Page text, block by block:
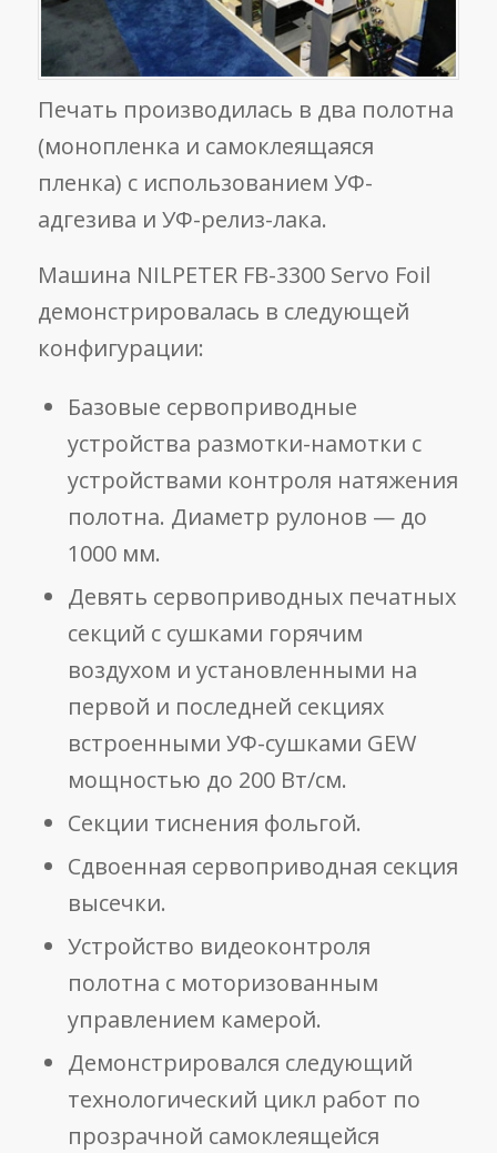
Печать производилась в два полотна
(монопленка и самоклеящаяся
пленка) с использованием УФ-
адгезива и УФ-релиз-лака.
Машина NILPETER FB-3300 Servo Foil
демонстрировалась в следующей
конфигурации:
Базовые сервоприводные
устройства размотки-намотки с
устройствами контроля натяжения
полотна. Диаметр рулонов — до
1000 мм.
Девять сервоприводных печатных
секций с сушками горячим
воздухом и установленными на
первой и последней секциях
встроенными УФ-сушками GEW
мощностью до 200 Вт/см.
Секции тиснения фольгой.
Сдвоенная сервоприводная секция
высечки.
Устройство видеоконтроля
полотна с моторизованным
управлением камерой.
Демонстрировался следующий
технологический цикл работ по
прозрачной самоклеящейся